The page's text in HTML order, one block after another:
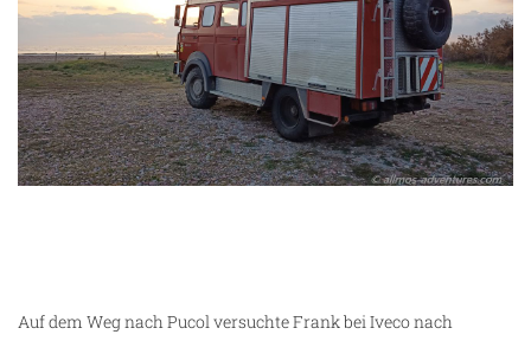
Auf dem Weg nach Pucol versuchte Frank bei Iveco nach